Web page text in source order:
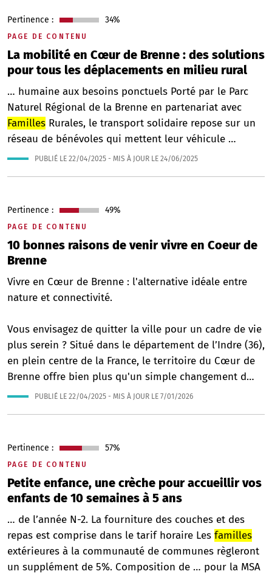
PAGE DE CONTENU
La mobilité en Cœur de Brenne : des solutions
pour tous les déplacements en milieu rural
Pertinence : 34%
… humaine aux besoins ponctuels Porté par le Parc
Naturel Régional de la Brenne en partenariat avec
Familles Rurales, le transport solidaire repose sur un
réseau de bénévoles qui mettent leur véhicule …
PUBLIÉ LE 22/04/2025 - MIS À JOUR LE 24/06/2025
PAGE DE CONTENU
10 bonnes raisons de venir vivre en Coeur de
Brenne
Pertinence : 49%
Vivre en Cœur de Brenne : l'alternative idéale entre
nature et connectivité.
Vous envisagez de quitter la ville pour un cadre de vie
plus serein ? Situé dans le département de l’Indre (36),
en plein centre de la France, le territoire du Cœur de
Brenne offre bien plus qu'un simple changement d…
PUBLIÉ LE 22/04/2025 - MIS À JOUR LE 7/01/2026
PAGE DE CONTENU
Petite enfance, une crèche pour accueillir vos
enfants de 10 semaines à 5 ans
Pertinence : 57%
… de l’année N-2. La fourniture des couches et des
repas est comprise dans le tarif horaire Les familles
extérieures à la communauté de communes règleront
un supplément de 5%. Composition de … pour la MSA